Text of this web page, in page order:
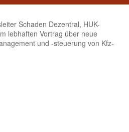
Schaden Dezentral, HUK-
lebhaften Vortrag über neue
und -steuerung von Kfz-